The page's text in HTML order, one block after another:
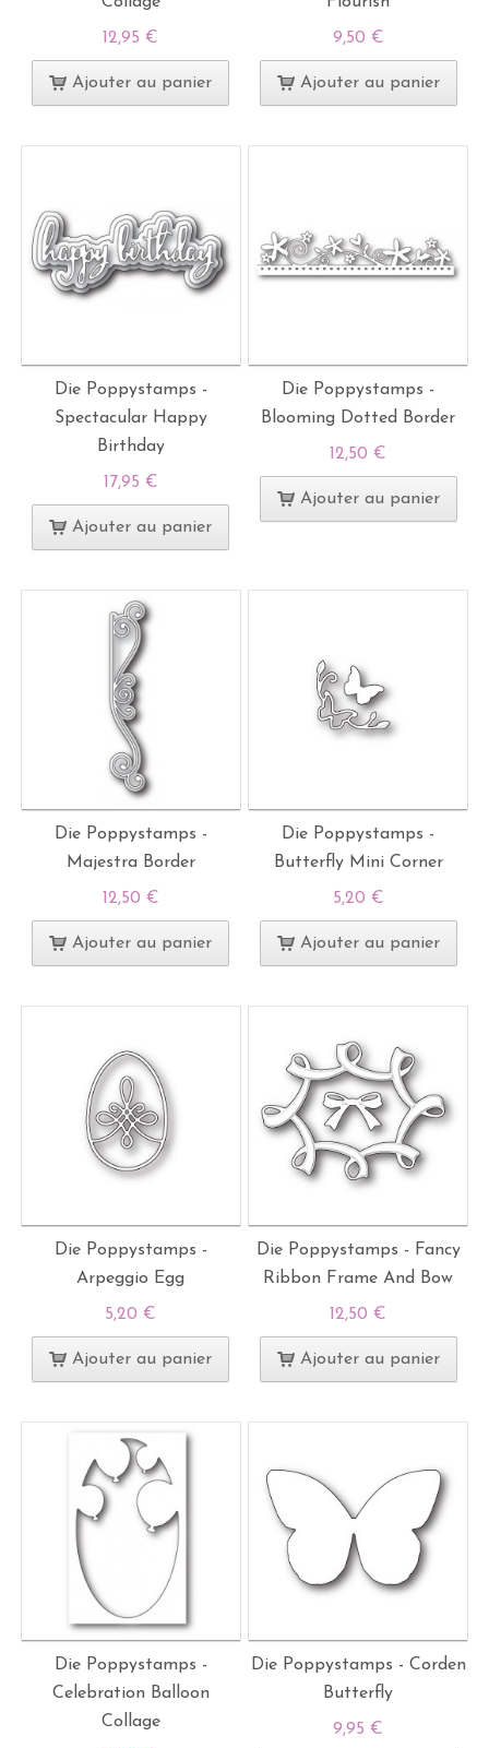
12,95 €
Ajouter au panier
9,50 €
Ajouter au panier
Die Poppystamps -
Spectacular Happy
Birthday
17,95 €
Ajouter au panier
Die Poppystamps -
Blooming Dotted Border
12,50 €
Ajouter au panier
Die Poppystamps -
Majestra Border
12,50 €
Ajouter au panier
Die Poppystamps -
Butterfly Mini Corner
5,20 €
Ajouter au panier
Die Poppystamps -
Arpeggio Egg
5,20 €
Ajouter au panier
Die Poppystamps - Fancy
Ribbon Frame And Bow
12,50 €
Ajouter au panier
Die Poppystamps -
Celebration Balloon
Collage
Die Poppystamps - Corden
Butterfly
9,95 €